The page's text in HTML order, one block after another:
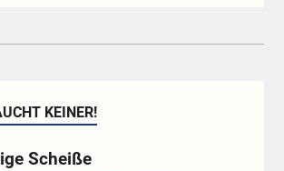
KEINER!
Scheiße